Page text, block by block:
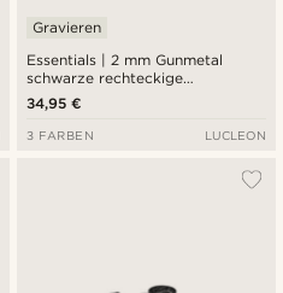
Essentials | 2 mm Gunmetal
schwarze rechteckige
Venezianer Halskette
Gravieren
34,95 €
3 FARBEN LUCLEON